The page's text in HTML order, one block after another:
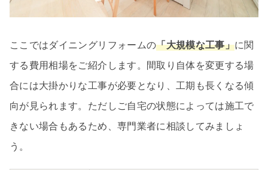
ここではダイニングリフォームの「大規模な工事」に関
する費用相場をご紹介します。間取り自体を変更する場
合には大掛かりな工事が必要となり、工期も長くなる傾
向が見られます。ただしご自宅の状態によっては施工で
きない場合もあるため、専門業者に相談してみましょ
う。